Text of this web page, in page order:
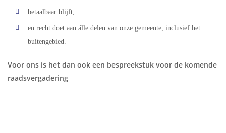
betaalbaar blijft,
en recht doet aan álle delen van onze gemeente, inclusief het
buitengebied.
Voor ons is het dan ook een bespreekstuk voor de komende
raadsvergadering